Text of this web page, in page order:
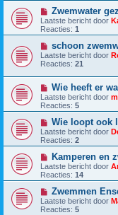
Zwemwater
Laatste bericht door
Reacties: 1
schoon
Laatste bericht door
Reacties: 21
Wie heeft er
Laatste bericht door
Reacties: 5
Wie loopt ook
Laatste bericht door
Reacties: 2
Kamperen en
Laatste bericht door
Reacties: 14
Zwemmen
Laatste bericht door
Reacties: 5